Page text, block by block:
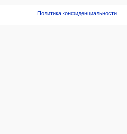
Политика конфиденциальности